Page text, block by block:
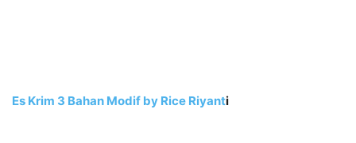
Es Krim 3 Bahan Modif by Rice Riyanti